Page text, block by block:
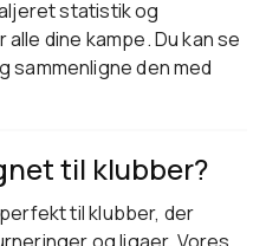
statistik og
dine kampe. Du kan se
sammenligne den med
til klubber?
til klubber, der